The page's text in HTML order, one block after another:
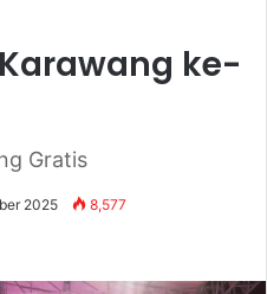
ke-
Gratis
2025 8,577